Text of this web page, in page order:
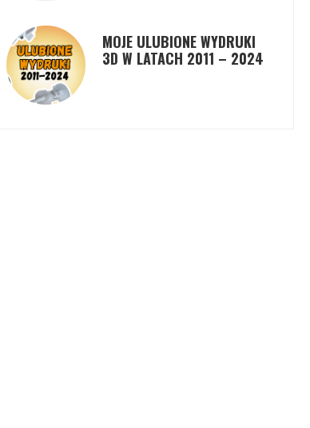
MOJE ULUBIONE WYDRUKI
3D W LATACH 2011 – 2024